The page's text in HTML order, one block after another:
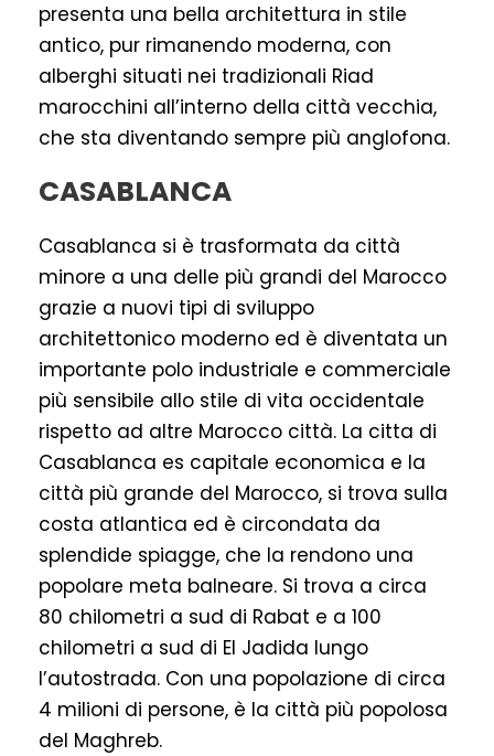
presenta una bella architettura in stile
antico, pur rimanendo moderna, con
alberghi situati nei tradizionali Riad
marocchini all’interno della città vecchia,
che sta diventando sempre più anglofona.
CASABLANCA
Casablanca si è trasformata da città
minore a una delle più grandi del Marocco
grazie a nuovi tipi di sviluppo
architettonico moderno ed è diventata un
importante polo industriale e commerciale
più sensibile allo stile di vita occidentale
rispetto ad altre Marocco città. La citta di
Casablanca es capitale economica e la
città più grande del Marocco, si trova sulla
costa atlantica ed è circondata da
splendide spiagge, che la rendono una
popolare meta balneare. Si trova a circa
80 chilometri a sud di Rabat e a 100
chilometri a sud di El Jadida lungo
l’autostrada. Con una popolazione di circa
4 milioni di persone, è la città più popolosa
del Maghreb.